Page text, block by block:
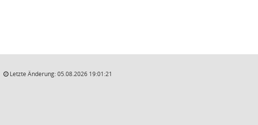
Letzte Änderung: 05.08.2026 19:01:21